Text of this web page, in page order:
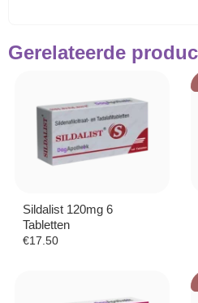
Gerelateerde
Sildalist 120mg 6
Tabletten
€17.50